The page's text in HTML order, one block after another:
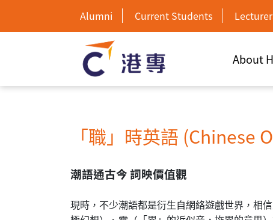
Alumni Current Students
About
「職」時英語 (Chinese
潮語通古今詞映價值觀
現時，不少潮語都是衍生自網絡遊戲世界，相